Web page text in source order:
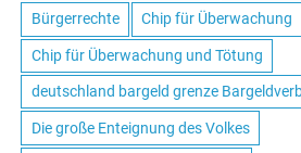
Bürgerrechte Chip für Überwachung
Chip für Überwachung und Tötung
deutschland bargeld grenze
Die große Enteignung des Volkes